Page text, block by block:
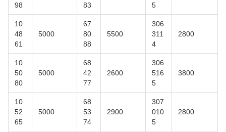
98
83
5
10
48
61
5000
67
80
88
5500
306
311
4
2800
10
50
80
5000
68
42
77
2600
306
516
5
3800
10
52
65
5000
68
53
74
2900
307
010
5
2800